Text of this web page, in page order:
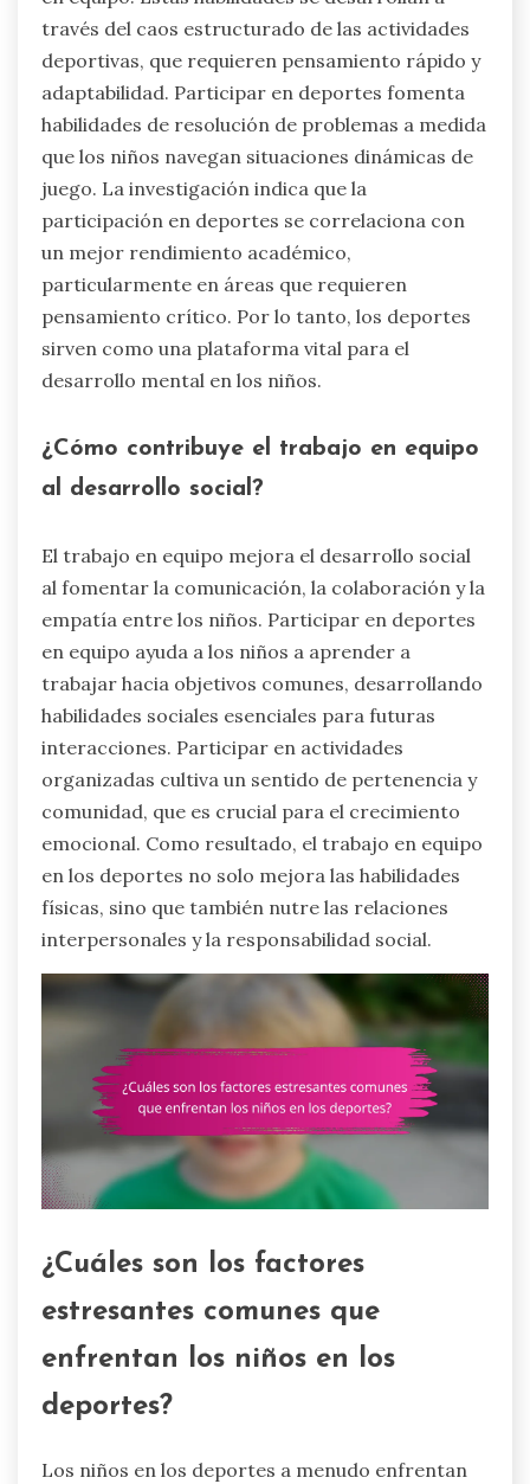
través del caos estructurado de las actividades
deportivas, que requieren pensamiento rápido y
adaptabilidad. Participar en deportes fomenta
habilidades de resolución de problemas a medida
que los niños navegan situaciones dinámicas de
juego. La investigación indica que la
participación en deportes se correlaciona con
un mejor rendimiento académico,
particularmente en áreas que requieren
pensamiento crítico. Por lo tanto, los deportes
sirven como una plataforma vital para el
desarrollo mental en los niños.
¿Cómo contribuye el trabajo en equipo
al desarrollo social?
El trabajo en equipo mejora el desarrollo social
al fomentar la comunicación, la colaboración y la
empatía entre los niños. Participar en deportes
en equipo ayuda a los niños a aprender a
trabajar hacia objetivos comunes, desarrollando
habilidades sociales esenciales para futuras
interacciones. Participar en actividades
organizadas cultiva un sentido de pertenencia y
comunidad, que es crucial para el crecimiento
emocional. Como resultado, el trabajo en equipo
en los deportes no solo mejora las habilidades
físicas, sino que también nutre las relaciones
interpersonales y la responsabilidad social.
¿Cuáles son los factores
estresantes comunes que
enfrentan los niños en los
deportes?
Los niños en los deportes a menudo enfrentan